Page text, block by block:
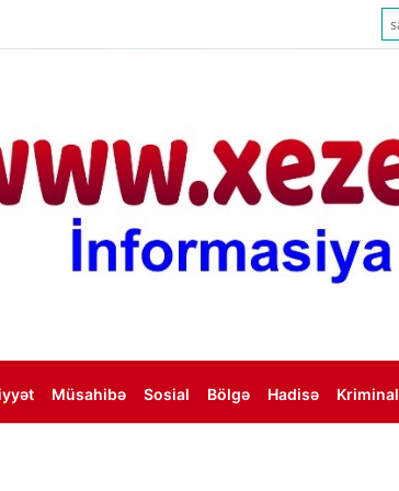
Müsahibə Sosial Bölgə Hadisə Kriminal